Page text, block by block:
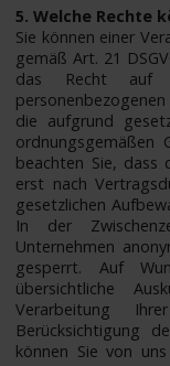
5. Welche Rechte
Sie können einer
gemäß Art. 21
das Recht auf
die aufgrund
ordnungsgemäßen
beachten Sie, dass
erst nach
gesetzlichen
In der
Unternehmen
gesperrt. Auf
übersichtliche
Verarbeitung
Berücksichtigung
können Sie von